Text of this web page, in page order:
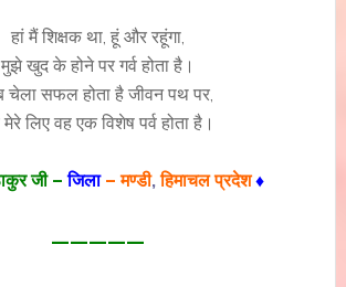
हां मैं शिक्षक था, हूं और रहूंगा,
मुझे खुद के होने पर गर्व होता है।
चेला सफल होता है जीवन पथ पर,
लिए वह एक विशेष पर्व होता है।
जी –जिला– मण्डी,हिमाचल प्रदेश ♦
—————